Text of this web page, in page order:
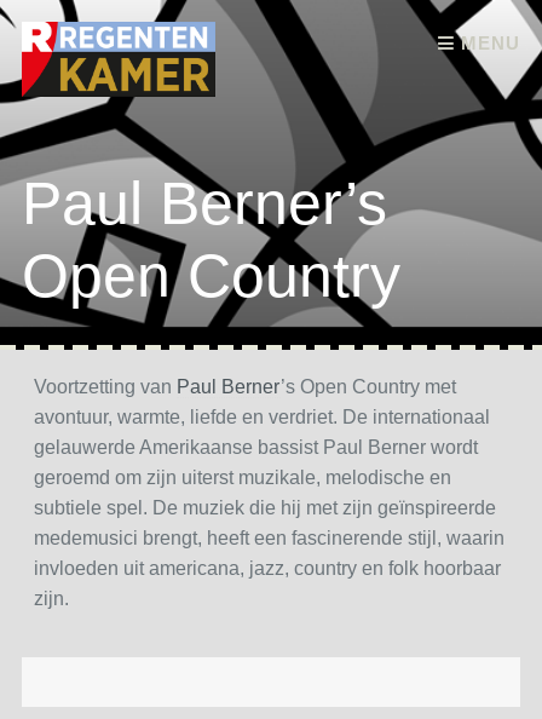
MENU
Skip to content
Paul Berner’s
Open Country
Voortzetting van Paul Berner’s Open Country met
avontuur, warmte, liefde en verdriet. De internationaal
gelauwerde Amerikaanse bassist Paul Berner wordt
geroemd om zijn uiterst muzikale, melodische en
subtiele spel. De muziek die hij met zijn geïnspireerde
medemusici brengt, heeft een fascinerende stijl, waarin
invloeden uit americana, jazz, country en folk hoorbaar
zijn.